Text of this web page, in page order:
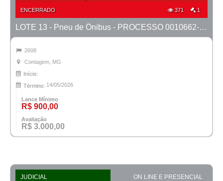
ENCERRADO 371 1
LOTE 13 - Pneu de Ônibus - PROCESSO 0010662-53.2025-1ª CONT.
2608
Contagem, MG
Início:
Término: 14/05/2026
Lance Mínimo
R$ 900,00
Avaliação
R$ 3.000,00
JUDICIAL ON LINE E PRESENCIAL